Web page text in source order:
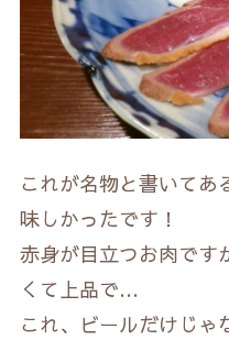
これが名物と書いてあ
味しかったです！
赤身が目立つお肉です
くて上品で…
これ、ビールだけじゃ